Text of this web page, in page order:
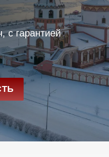
с гарантией